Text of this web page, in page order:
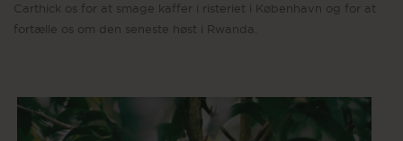
Carthick os for at smage kaffer i risteriet i København og for at
fortælle os om den seneste høst i Rwanda.